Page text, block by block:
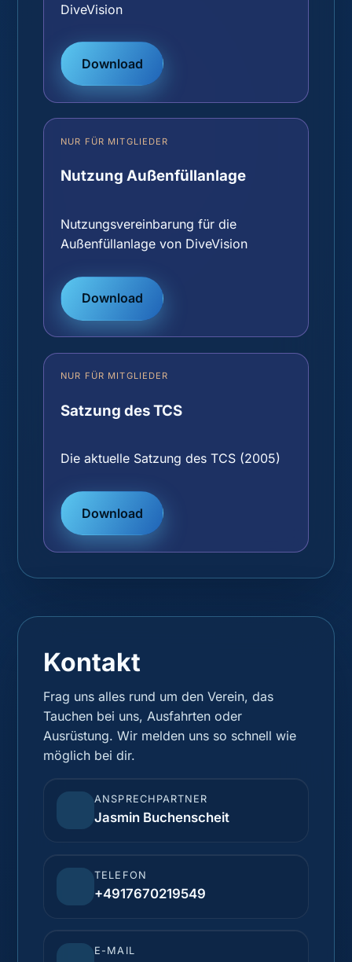
DiveVision
Download
NUR FÜR MITGLIEDER
Nutzung Außenfüllanlage
Nutzungsvereinbarung für die
Außenfüllanlage von DiveVision
Download
NUR FÜR MITGLIEDER
Satzung des TCS
Die aktuelle Satzung des TCS (2005)
Download
Kontakt
Frag uns alles rund um den Verein, das
Tauchen bei uns, Ausfahrten oder
Ausrüstung. Wir melden uns so schnell wie
möglich bei dir.
ANSPRECHPARTNER
Jasmin Buchenscheit
TELEFON
+4917670219549
E-MAIL